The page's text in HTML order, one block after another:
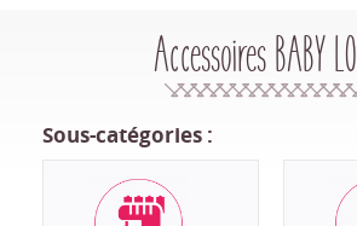
Accessoires BABY
Sous-catégories :